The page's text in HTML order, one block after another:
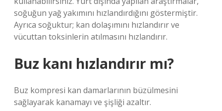
soğuğun yağ yakımını hızlandırdığını göstermiştir.
Ayrıca soğuktur; kan dolaşımını hızlandırır ve
vücuttan toksinlerin atılmasını hızlandırır.
Buz kanı hızlandırır mı?
Buz kompresi kan damarlarının büzülmesini
sağlayarak kanamayı ve şişliği azaltır.